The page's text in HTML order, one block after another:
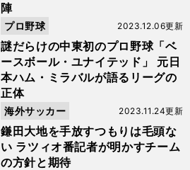
陣
謎だらけの中東初のプロ野球「ベ
ースボール・ユナイテッド」 元日
本ハム・ミラバルが語るリーグの
正体
2023.12.06更新
プロ野球
鎌田大地を手放すつもりは毛頭な
い ラツィオ番記者が明かすチーム
の方針と期待
2023.11.24更新
海外サッカー